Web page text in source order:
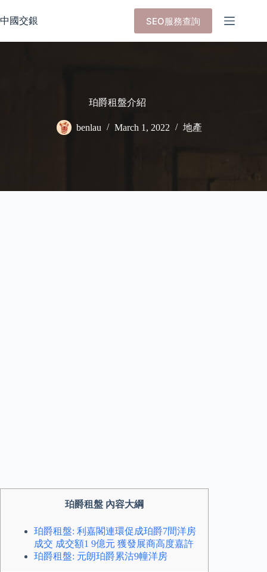
to
content
中國交銀 SEO服務查詢
珀爵租盤介紹
benlau March 1, 2022 地產
珀爵租盤 內容大綱
珀爵租盤: 利嘉閣連環促成珀爵7間洋房
成交 成交額1 9億元 獲發展商高度嘉許
珀爵租盤: 元朗珀爵累沽9幢洋房